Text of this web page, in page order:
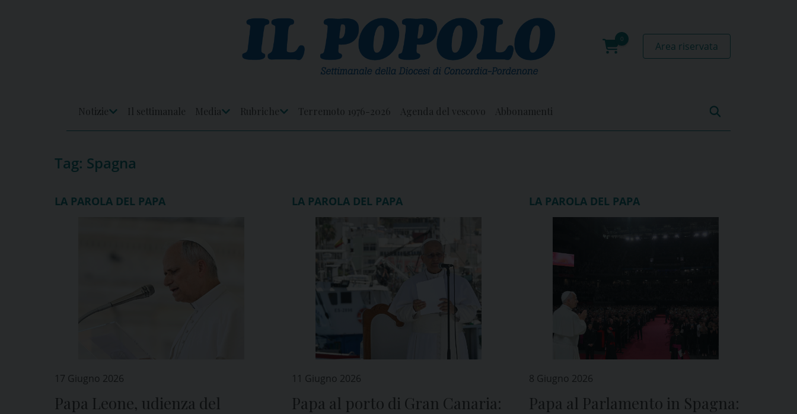
0
Area riservata
Notizie
Il settimanale
Media
Rubriche
Terremoto 1976-2026 Agenda del vescovo Abbonamenti
Tag: Spagna
LA PAROLA DEL PAPA
17 Giugno 2026
Papa Leone, udienza del
LA PAROLA DEL PAPA
11 Giugno 2026
Papa al porto di Gran Canaria:
LA PAROLA DEL PAPA
8 Giugno 2026
Papa al Parlamento in Spagna: